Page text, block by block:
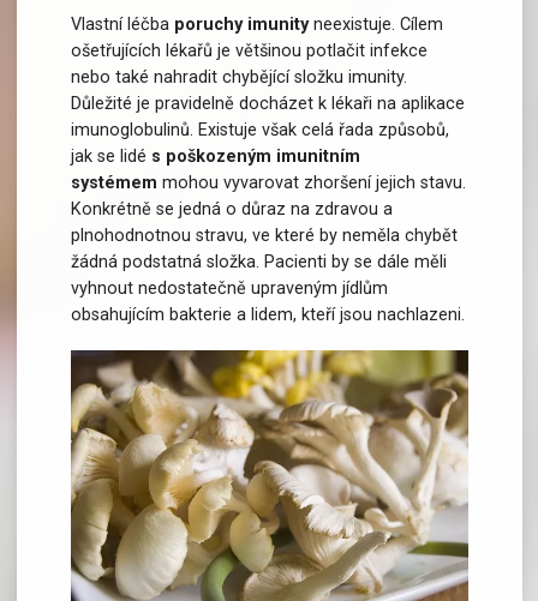
Vlastní léčba poruchy imunityneexistuje. Cílem
ošetřujících lékařů je většinou potlačit infekce
nebo také nahradit chybějící složku imunity.
Důležité je pravidelně docházet k lékaři na aplikace
imunoglobulinů. Existuje však celá řada způsobů,
jak se lidé s poškozeným imunitním
systémem mohou vyvarovat zhoršení jejich stavu.
Konkrétně se jedná o důraz na zdravou a
plnohodnotnou stravu, ve které by neměla chybět
žádná podstatná složka. Pacienti by se dále měli
vyhnout nedostatečně upraveným jídlům
obsahujícím bakterie a lidem, kteří jsou nachlazeni.